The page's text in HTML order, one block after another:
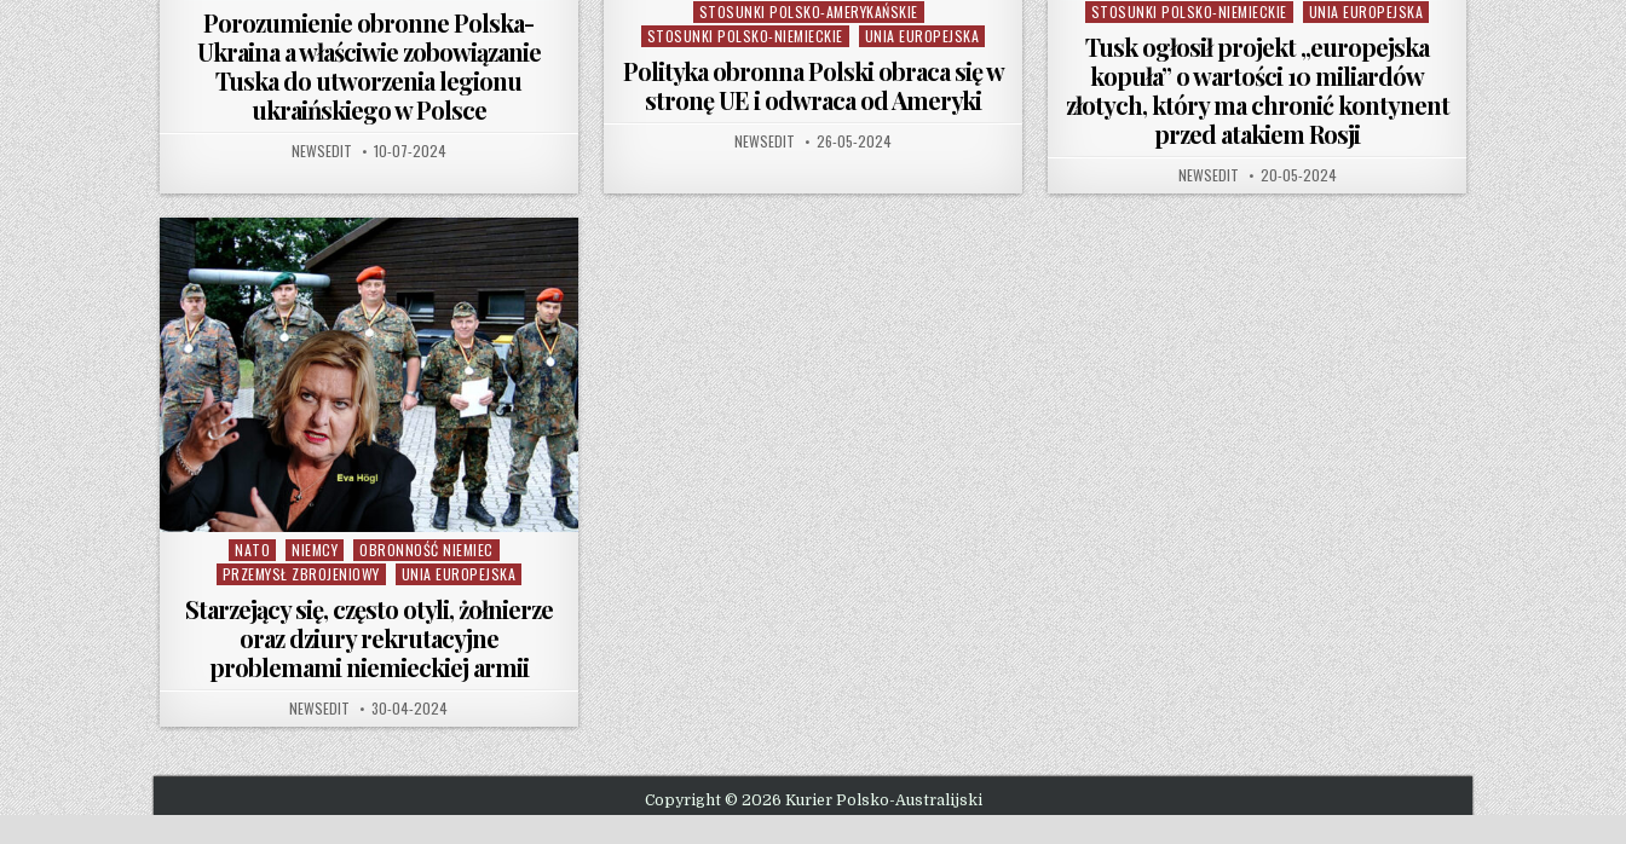
Porozumienie obronne Polska-
Ukraina a właściwie zobowiązanie
Tuska do utworzenia legionu
ukraińskiego w Polsce
AUTHOR:
NEWSEDIT PUBLISHED DATE:
10-07-2024
STOSUNKI POLSKO-AMERYKAŃSKIE
STOSUNKI POLSKO-NIEMIECKIE
UNIA EUROPEJSKA
Polityka obronna Polski obraca się w
stronę UE i odwraca od Ameryki
AUTHOR:
NEWSEDIT PUBLISHED DATE:
26-05-2024
STOSUNKI POLSKO-NIEMIECKIE
UNIA EUROPEJSKA
Tusk ogłosił projekt „europejska
kopuła” o wartości 10 miliardów
złotych, który ma chronić kontynent
przed atakiem Rosji
AUTHOR:
NEWSEDIT PUBLISHED DATE:
20-05-2024
Posted in
NATO NIEMCY
OBRONNOŚĆ NIEMIEC
PRZEMYSŁ ZBROJENIOWY
UNIA EUROPEJSKA
Starzejący się, często otyli, żołnierze
oraz dziury rekrutacyjne
problemami niemieckiej armii
AUTHOR:
NEWSEDIT PUBLISHED DATE:
30-04-2024
Copyright © 2026 Kurier Polsko-Australijski